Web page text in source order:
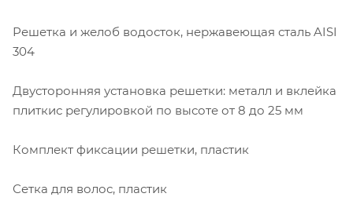
Решетка и желоб водосток, нержавеющая сталь AISI
304
Двусторонняя установка решетки: металл и вклейка
плиткис регулировкой по высоте от 8 до 25 мм
Комплект фиксации решетки, пластик
Сетка для волос, пластик